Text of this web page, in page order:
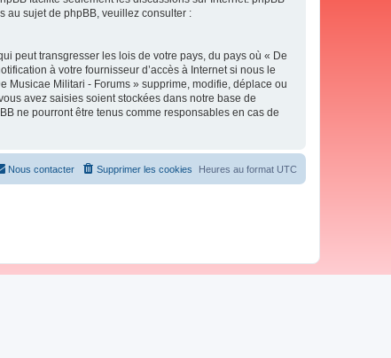
au sujet de phpBB, veuillez consulter :
peut transgresser les lois de votre pays, du pays où « De
à votre fournisseur d’accès à Internet si nous le
Musicae Militari - Forums » supprime, modifie, déplace ou
avez saisies soient stockées dans notre base de
ne pourront être tenus comme responsables en cas de
Heures au format UTC
Supprimer les cookies
Nous contacter